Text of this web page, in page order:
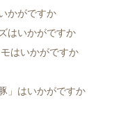
かがですか
はいかがですか
はいかがですか
」はいかがですか